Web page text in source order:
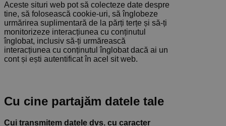
Aceste situri web pot să colecteze date despre
tine, să folosească cookie-uri, să înglobeze
urmărirea suplimentară de la părți terțe și să-ți
monitorizeze interacțiunea cu conținutul
înglobat, inclusiv să-ți urmărească
interacțiunea cu conținutul înglobat dacă ai un
cont și ești autentificat în acel sit web.
Cu cine partajăm datele tale
Cui transmitem datele dvs. cu caracter